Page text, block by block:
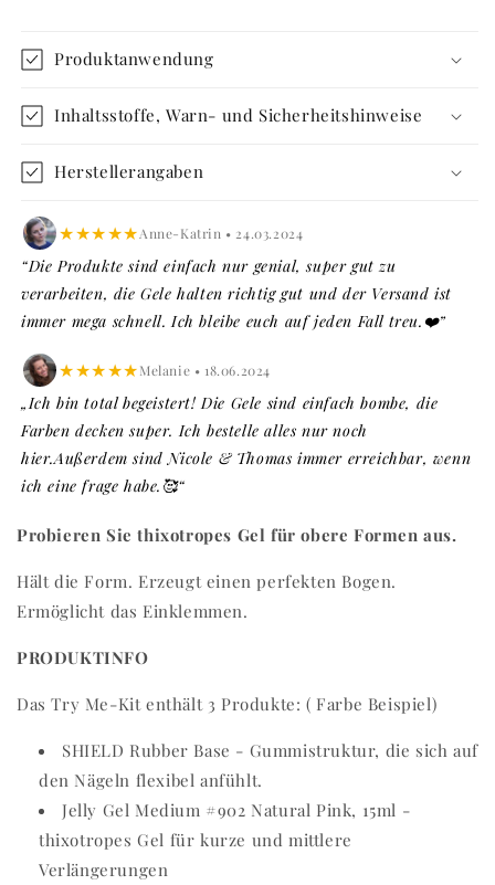
ME
ME
Produktanwendung
Inhaltsstoffe, Warn- und Sicherheitshinweise
Herstellerangaben
★★★★★Anne-Katrin • 24.03.2024
“Die Produkte sind einfach nur genial, super gut zu
verarbeiten, die Gele halten richtig gut und der Versand ist
immer mega schnell. Ich bleibe euch auf jeden Fall treu.❤️”
★★★★★Melanie • 18.06.2024
„Ich bin total begeistert! Die Gele sind einfach bombe, die
Farben decken super. Ich bestelle alles nur noch
hier.Außerdem sind Nicole & Thomas immer erreichbar, wenn
ich eine frage habe.🥰“
Probieren Sie thixotropes Gel für obere Formen aus.
Hält die Form. Erzeugt einen perfekten Bogen.
Ermöglicht das Einklemmen.
PRODUKTINFO
Das Try Me-Kit enthält 3 Produkte: ( Farbe Beispiel)
SHIELD Rubber Base - Gummistruktur, die sich auf
den Nägeln flexibel anfühlt.
Jelly Gel Medium #902 Natural Pink, 15ml -
thixotropes Gel für kurze und mittlere
Verlängerungen